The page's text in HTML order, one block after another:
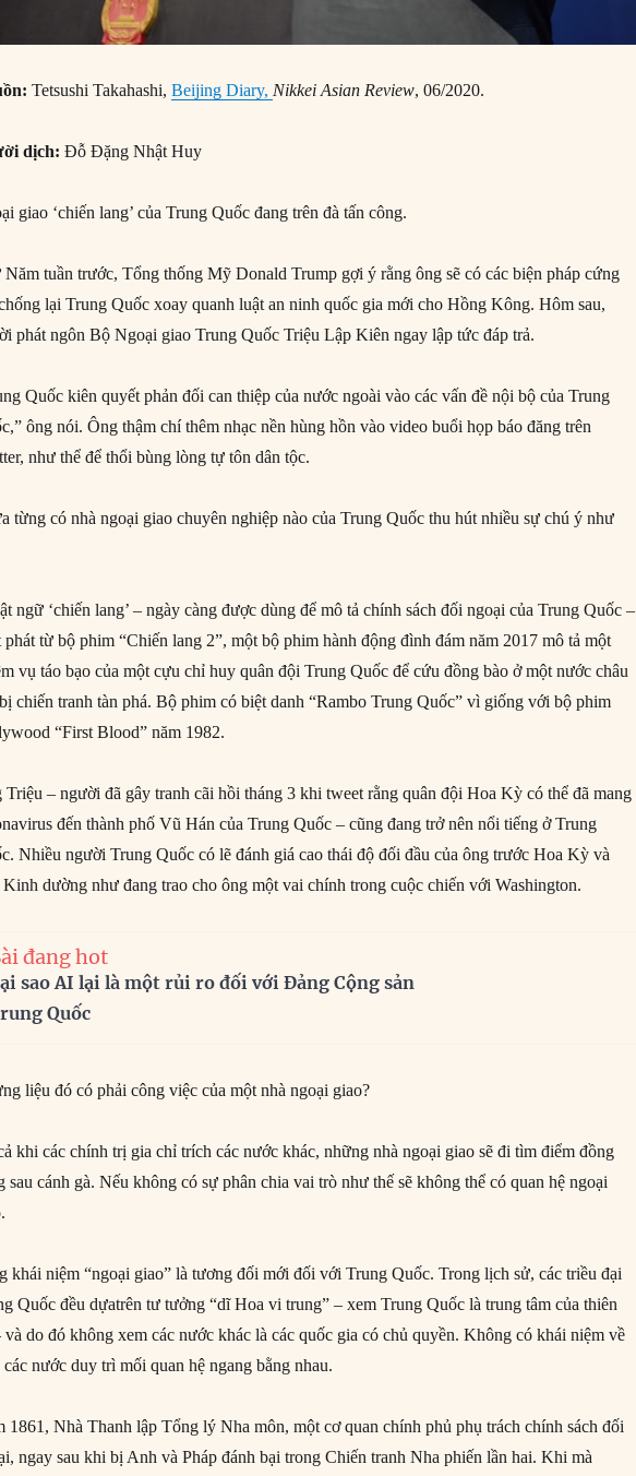
Tetsushi Takahashi,Beijing Diary, Nikkei Asian Review, 06/2020.
dịch:Đỗ Đặng Nhật Huy
giao ‘chiến lang’ của Trung Quốc đang trên đà tấn công.
Năm tuần trước, Tổng thống Mỹ Donald Trump gợi ý rằng ông sẽ có các biện pháp cứng
lại Trung Quốc xoay quanh luật an ninh quốc gia mới cho Hồng Kông. Hôm sau,
phát ngôn Bộ Ngoại giao Trung Quốc Triệu Lập Kiên ngay lập tức đáp trả.
Quốc kiên quyết phản đối can thiệp của nước ngoài vào các vấn đề nội bộ của Trung
ông nói. Ông thậm chí thêm nhạc nền hùng hồn vào video buổi họp báo đăng trên
như thể để thổi bùng lòng tự tôn dân tộc.
từng có nhà ngoại giao chuyên nghiệp nào của Trung Quốc thu hút nhiều sự chú ý như
ngữ ‘chiến lang’ – ngày càng được dùng để mô tả chính sách đối ngoại của Trung Quốc –
phát từ bộ phim “Chiến lang 2”, một bộ phim hành động đình đám năm 2017 mô tả một
vụ táo bạo của một cựu chỉ huy quân đội Trung Quốc để cứu đồng bào ở một nước châu
chiến tranh tàn phá. Bộ phim có biệt danh “Rambo Trung Quốc” vì giống với bộ phim
“First Blood” năm 1982.
Triệu – người đã gây tranh cãi hồi tháng 3 khi tweet rằng quân đội Hoa Kỳ có thể đã mang
đến thành phố Vũ Hán của Trung Quốc – cũng đang trở nên nổi tiếng ở Trung
Nhiều người Trung Quốc có lẽ đánh giá cao thái độ đối đầu của ông trước Hoa Kỳ và
Kinh dường như đang trao cho ông một vai chính trong cuộc chiến với Washington.
đang hot
sao AI lại là một rủi ro đối với Đảng Cộng sản
Quốc
liệu đó có phải công việc của một nhà ngoại giao?
khi các chính trị gia chỉ trích các nước khác, những nhà ngoại giao sẽ đi tìm điểm đồng
sau cánh gà. Nếu không có sự phân chia vai trò như thế sẽ không thể có quan hệ ngoại
khái niệm “ngoại giao” là tương đối mới đối với Trung Quốc. Trong lịch sử, các triều đại
Quốc đều dựatrên tư tưởng “dĩ Hoa vi trung” – xem Trung Quốc là trung tâm của thiên
và do đó không xem các nước khác là các quốc gia có chủ quyền. Không có khái niệm về
các nước duy trì mối quan hệ ngang bằng nhau.
1861, Nhà Thanh lập Tổng lý Nha môn, một cơ quan chính phủ phụ trách chính sách đối
ngay sau khi bị Anh và Pháp đánh bại trong Chiến tranh Nha phiến lần hai. Khi mà